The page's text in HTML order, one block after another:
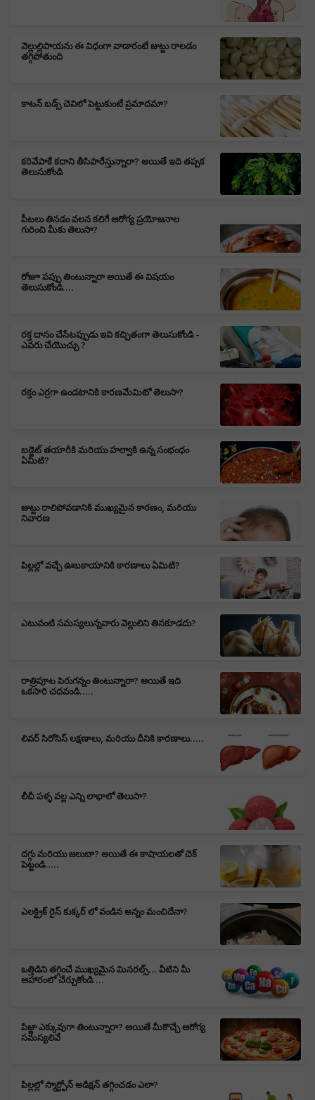
వెల్లుల్లిపాయను ఈ విధంగా వాడారంటే జుట్టు రాలడం
తగ్గిపోతుంది
కాటన్ బడ్స్ చెవిలో పెట్టుకుంటే ప్రమాదమా?
కరివేపాకే కదాని తీసిపారేస్తున్నారా? అయితే ఇది తప్పక
తెలుసుకోండి
పీటలు తినడం వలన కలిగే ఆరోగ్య ప్రయోజనాల
గురించి మీకు తెలుసా?
రోజూ పప్పు తింటున్నారా అయితే ఈ విషయం
తెలుసుకోండి....
రక్త దానం చేసేటప్పుడు ఇవి కచ్చితంగా తెలుసుకోండి -
ఎవరు చేయొచ్చు ?
రక్తం ఎర్రగా ఉండటానికి కారణమేమిటో తెలుసా?
బడ్జెట్ తయారీకి మరియు హల్వాకి ఉన్న సంభంధం
ఏమిటి?
జుట్టు రాలిపోవడానికి ముఖ్యమైన కారణం, మరియు
నివారణ
పిల్లల్లో వచ్చే ఊబకాయానికి కారణాలు ఏమిటి?
ఎటువంటి సమస్యలున్నవారు వెల్లులిని తినకూడదు?
రాత్రిపూట పెరుగన్నం తింటున్నారా? అయితే ఇది
ఒకసారి చదవండి.....
లివర్ సిరోసిస్ లక్షణాలు, మరియు దీనికి కారణాలు.....
లీచీ పళ్ళ వల్ల ఎన్ని లాభాలో తెలుసా?
దగ్గు మరియు జలుబా? అయితే ఈ కాషాయలతో చెక్
పెట్టండి.....
ఎలక్ట్రిక్ రైస్ కుక్కర్ లో వండిన అన్నం మంచిదేనా?
ఒత్తిడిని తగ్గించే ముఖ్యమైన మినరల్స్... వీటిని మీ
ఆహారంలో చేర్చుకోండి....
పిజ్జా ఎక్కువుగా తింటున్నారా? అయితే మీకొచ్చే ఆరోగ్య
సమస్యలివే
పిల్లల్లో స్మార్ట్ఫోన్ అడిక్షన్ తగ్గించడం ఎలా?